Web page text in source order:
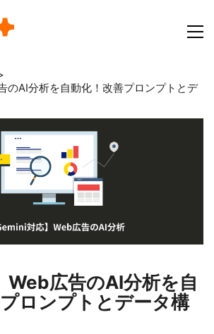
のAI分析を自動化！改善プロンプトとデ
Web広告のAI分析を自
ロンプトとデータ構